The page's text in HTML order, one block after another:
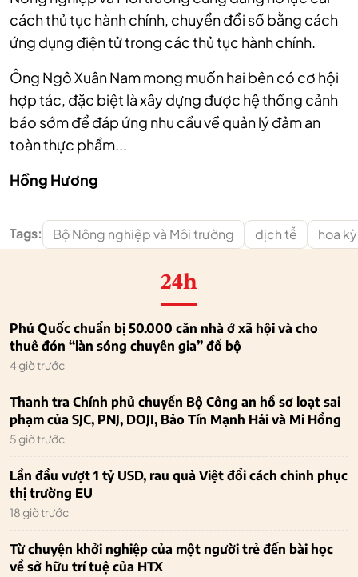
cách thủ tục hành chính, chuyển đổi số bằng cách
ứng dụng điện tử trong các thủ tục hành chính.
Ông Ngô Xuân Nam mong muốn hai bên có cơ hội
hợp tác, đặc biệt là xây dựng được hệ thống cảnh
báo sớm để đáp ứng nhu cầu về quản lý đảm an
toàn thực phẩm...
Hồng Hương
Tags: Bộ Nông nghiệp và Môi trường dịch tễ hoa kỳ
24h
Phú Quốc chuẩn bị 50.000 căn nhà ở xã hội và cho
thuê đón “làn sóng chuyên gia” đổ bộ
4 giờ trước
Thanh tra Chính phủ chuyển Bộ Công an hồ sơ loạt sai
phạm của SJC, PNJ, DOJI, Bảo Tín Mạnh Hải và Mi Hồng
5 giờ trước
Lần đầu vượt 1 tỷ USD, rau quả Việt đổi cách chinh phục
thị trường EU
18 giờ trước
Từ chuyện khởi nghiệp của một người trẻ đến bài học
về sở hữu trí tuệ của HTX